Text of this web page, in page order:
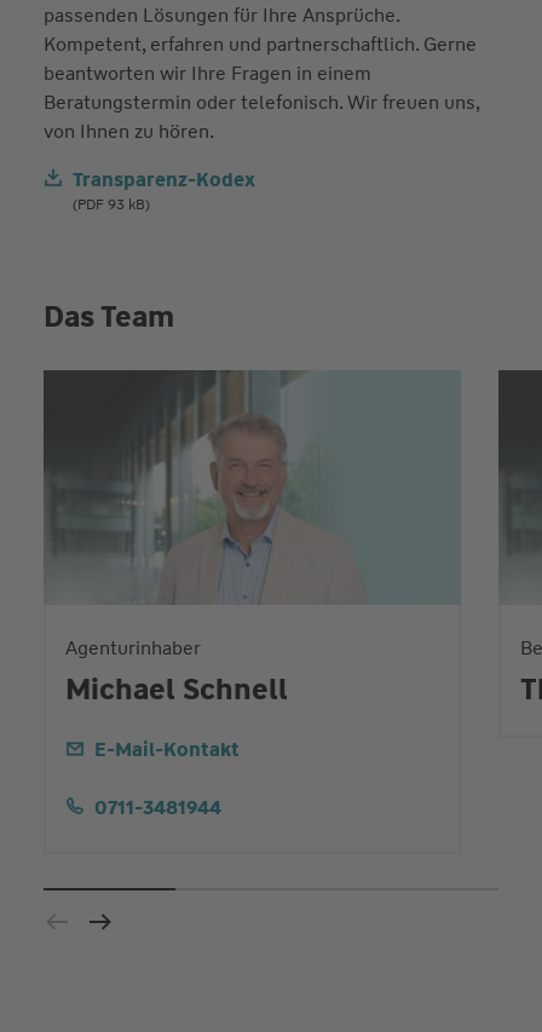
passenden Lösungen für Ihre Ansprüche.
Kompetent, erfahren und partnerschaftlich. Gerne
beantworten wir Ihre Fragen in einem
Beratungstermin oder telefonisch. Wir freuen uns,
von Ihnen zu hören.
Transparenz-Kodex
(PDF 93 kB)
Das Team
Agenturinhaber
Michael Schnell
E-Mail-Kontakt
0711-3481944